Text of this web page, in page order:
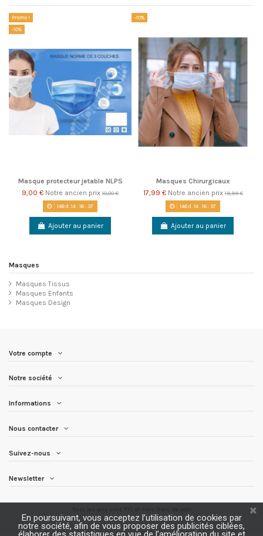
Promo !
-10%
Masque protecteur jetable NLPS
9,00 € Notre ancien prix 10,00 €
146d. 14:16:37
Ajouter au panier
-10%
Masques Chirurgicaux
17,99 € Notre ancien prix19,99 €
146d. 14:16:37
Ajouter au panier
Masques
Masques Tissus
Masques Enfants
Masques Design
Votre compte
Notre société
Informations
Nous contacter
Suivez-nous
Newsletter
En poursuivant, vous acceptez l’utilisation de cookies par
notre société, afin de vous proposer des publicités ciblées,